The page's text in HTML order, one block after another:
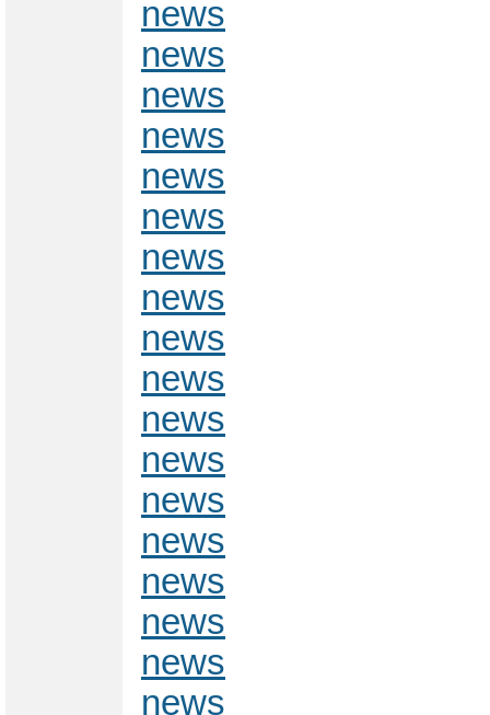
news
news
news
news
news
news
news
news
news
news
news
news
news
news
news
news
news
news